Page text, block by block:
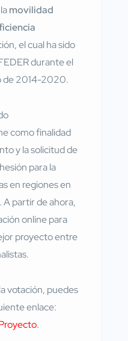
movilidad
el cual ha sido
durante el
de 2014-2020.
como finalidad
y la solicitud de
para la
en regiones en
A partir de ahora,
online para
proyecto entre
votación, puedes
enlace:
.